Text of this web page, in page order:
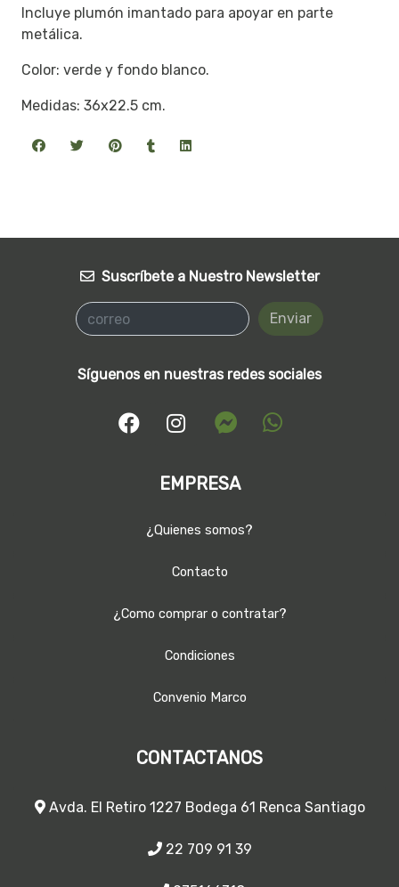
Incluye plumón imantado para apoyar en parte
metálica.
Color: verde y fondo blanco.
Medidas: 36x22.5 cm.
Suscríbete a Nuestro Newsletter
Enviar
Síguenos en nuestras redes sociales
EMPRESA
¿Quienes somos?
Contacto
¿Como comprar o contratar?
Condiciones
Convenio Marco
CONTACTANOS
Avda. El Retiro 1227 Bodega 61 Renca Santiago
22 709 91 39